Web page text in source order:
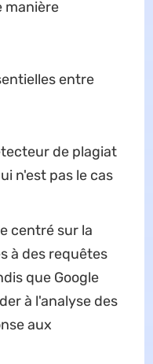
manière
entre
de plagiat
n'est pas le cas
centré sur la
à des requêtes
que Google
à l'analyse des
aux